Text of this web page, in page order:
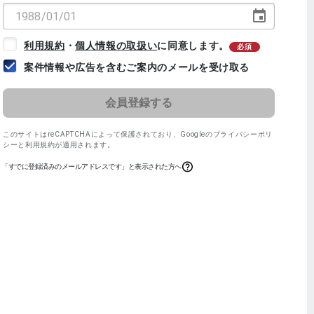
利用規約 ・個人情報の取扱いに同意します。 必須
案件情報や広告を含むご案内のメールを受け取る
このサイトはreCAPTCHAによって保護されており、 Googleのプライバシーポリ
シー と 利用規約が適用されます。
「すでに登録済みのメールアドレスです」と表示された方へ